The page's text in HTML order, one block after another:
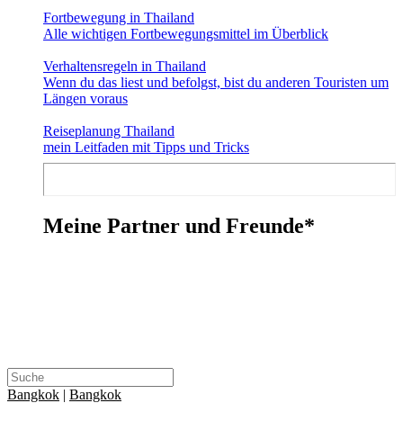
Fortbewegung in Thailand
Alle wichtigen Fortbewegungsmittel im Überblick
Verhaltensregeln in Thailand
Wenn du das liest und befolgst, bist du anderen Touristen um
Längen voraus
Reiseplanung Thailand
mein Leitfaden mit Tipps und Tricks
Meine Partner und Freunde*
Bangkok | Bangkok